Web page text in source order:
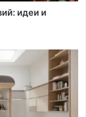
идеи и